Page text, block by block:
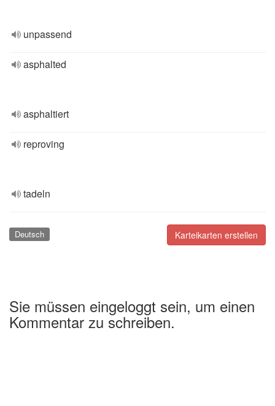
unpassend
asphalted
asphaltiert
reproving
tadeln
Karteikarten erstellen
Deutsch
Sie müssen eingeloggt sein, um einen
Kommentar zu schreiben.